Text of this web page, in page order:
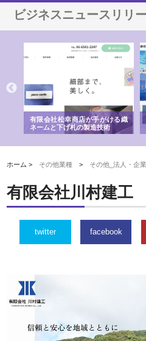
ビジネスニュースリリ
有限会社松幸商店が手がける織
ネームと下げ札の製造技術
ホーム > その他業種 > その他_法人・企業
有限会社川村建工
twitter facebook